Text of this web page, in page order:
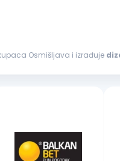
Osmišljava i izrađuje